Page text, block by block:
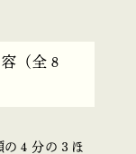
（全８
４分の３ほ